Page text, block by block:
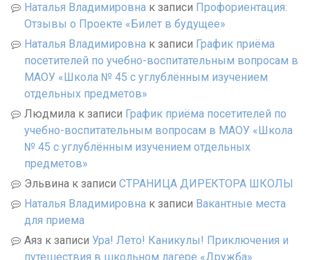
Наталья Владимировна к записи Профориентация:
Отзывы о Проекте «Билет в будущее»
Наталья Владимировна к записи График приёма
посетителей по учебно-воспитательным вопросам в
МАОУ «Школа № 45 с углублённым изучением
отдельных предметов»
Людмила к записи График приёма посетителей по
учебно-воспитательным вопросам в МАОУ «Школа
№ 45 с углублённым изучением отдельных
предметов»
Эльвина к записи СТРАНИЦА ДИРЕКТОРА ШКОЛЫ
Наталья Владимировна к записи Вакантные места
для приема
Аяз к записи Ура! Лето! Каникулы! Приключения и
путешествия в школьном лагере «Дружба»